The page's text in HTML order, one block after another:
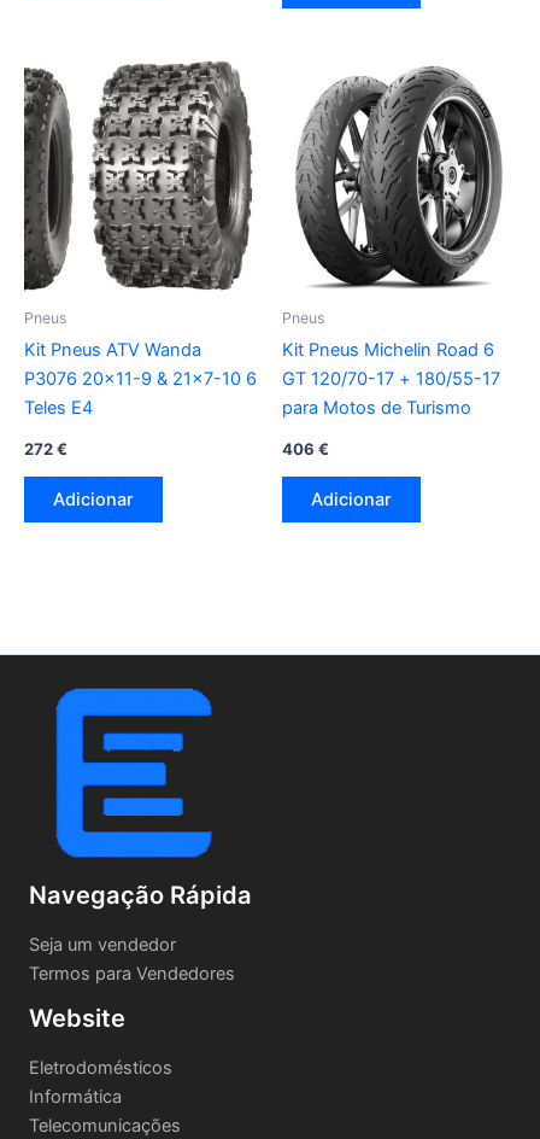
Pneus
Kit Pneus ATV Wanda
P3076 20×11-9 & 21×7-10 6
Teles E4
272€
Adicionar
Pneus
Kit Pneus Michelin Road 6
GT 120/70-17 + 180/55-17
para Motos de Turismo
406 €
Adicionar
Navegação Rápida
Seja um vendedor
Termos para Vendedores
Website
Eletrodomésticos
Informática
Telecomunicações